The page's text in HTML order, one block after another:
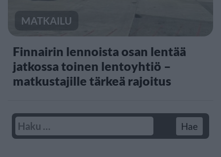
MATKAILU
Finnairin lennoista osan lentää
jatkossa toinen lentoyhtiö –
matkustajille tärkeä rajoitus